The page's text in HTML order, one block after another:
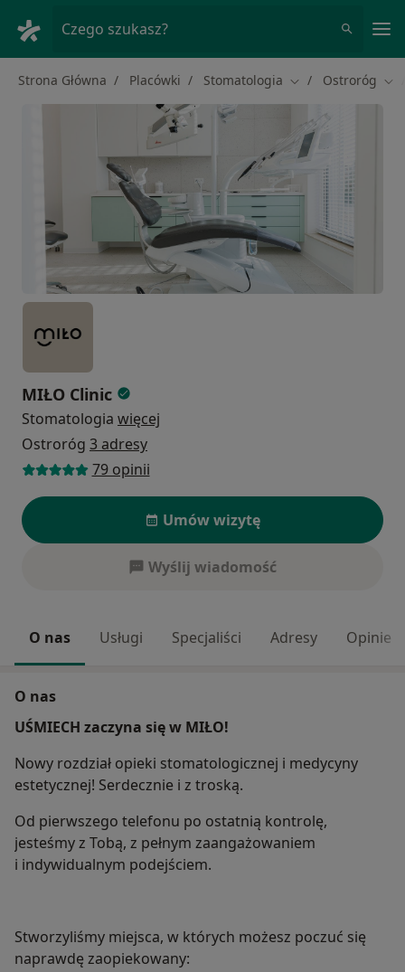
Czego szukasz?
Strona Główna Placówki Stomatologia Zmień miasto
Ostroróg
MIŁO Clinic
Stomatologia więcej
Ostroróg 3 adresy
79 opinii
Umów wizytę
Wyślij wiadomość
O nas Usługi Specjaliści Adresy Opinie
O nas
UŚMIECH zaczyna się w MIŁO!
Nowy rozdział opieki stomatologicznej i medycyny
estetycznej! Serdecznie i z troską.
Od pierwszego telefonu po ostatnią kontrolę,
jesteśmy z Tobą, z pełnym zaangażowaniem
i indywidualnym podejściem.
Stworzyliśmy miejsca, w których możesz poczuć się
naprawdę zaopiekowany: